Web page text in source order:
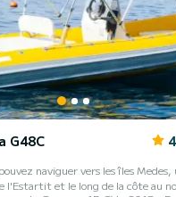
G48C
naviguer vers les îles Medes,
l'Estartit et le long de la côte au